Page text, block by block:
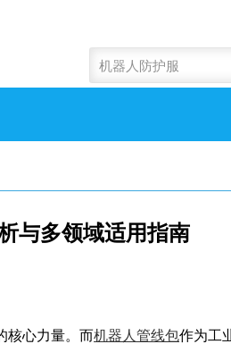
与多领域适用指南
核心力量。而机器人管线包作为工